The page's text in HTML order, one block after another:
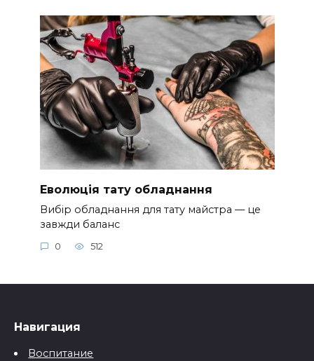
Еволюція тату обладнання
Вибір обладнання для тату майстра — це
завжди баланс
0 512
Навигация
Воспитание